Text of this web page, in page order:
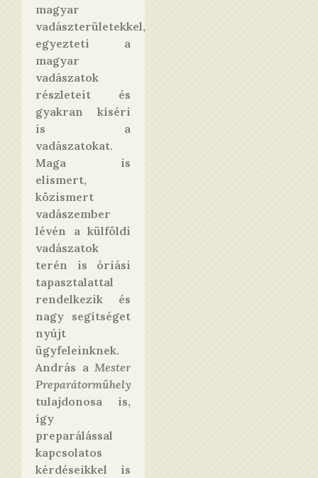
magyar
vadászterületekkel,
egyezteti a
magyar
vadászatok
részleteit és
gyakran kíséri
is a
vadászatokat.
Maga is
elismert,
közismert
vadászember
lévén a külföldi
vadászatok
terén is óriási
tapasztalattal
rendelkezik és
nagy segítséget
nyújt
ügyfeleinknek.
András a Mester
Preparátorműhely
tulajdonosa is,
így
preparálással
kapcsolatos
kérdéseikkel is